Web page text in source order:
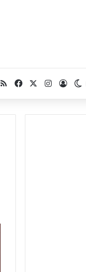
RSSFacebookInstagram
Log In